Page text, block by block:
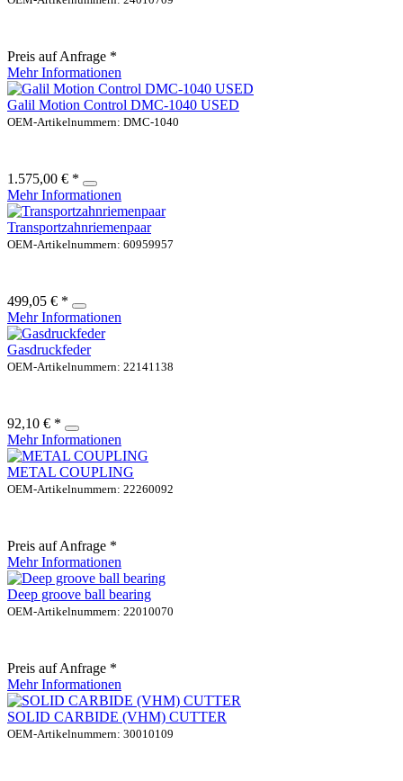
Preis auf Anfrage *
Mehr Informationen
Galil Motion Control DMC-1040 USED
OEM-Artikelnummern: DMC-1040
1.575,00 € *
Mehr Informationen
Transportzahnriemenpaar
OEM-Artikelnummern: 60959957
499,05 € *
Mehr Informationen
Gasdruckfeder
OEM-Artikelnummern: 22141138
92,10 € *
Mehr Informationen
METAL COUPLING
OEM-Artikelnummern: 22260092
Preis auf Anfrage *
Mehr Informationen
Deep groove ball bearing
OEM-Artikelnummern: 22010070
Preis auf Anfrage *
Mehr Informationen
SOLID CARBIDE (VHM) CUTTER
OEM-Artikelnummern: 30010109